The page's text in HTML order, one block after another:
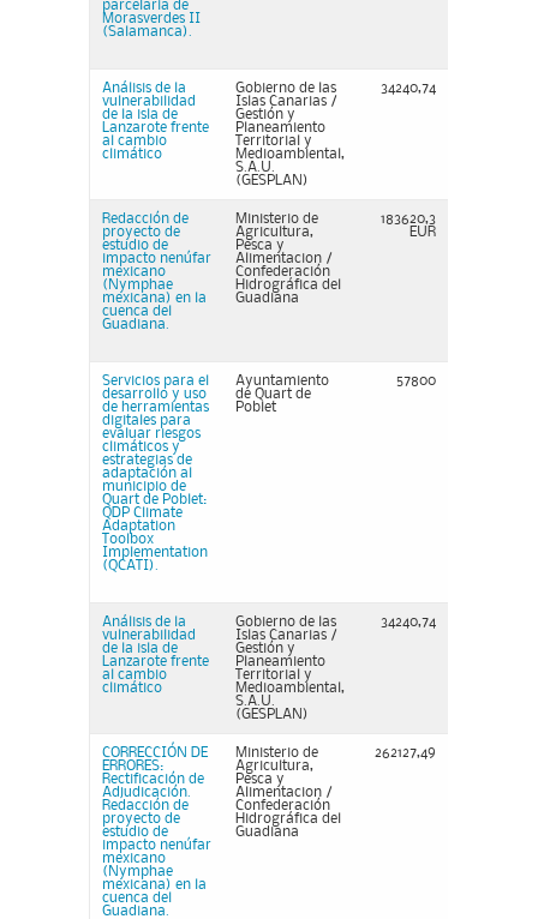
parcelaria de
Morasverdes II
(Salamanca).
Análisis de la
vulnerabilidad
de la isla de
Lanzarote frente
al cambio
climático
Gobierno de las
Islas Canarias /
Gestión y
Planeamiento
Territorial y
Medioambiental,
S.A.U.
(GESPLAN)
34240,74
Redacción de
proyecto de
estudio de
impacto nenúfar
mexicano
(Nymphae
mexicana) en la
cuenca del
Guadiana.
Ministerio de
Agricultura,
Pesca y
Alimentacion /
Confederación
Hidrográfica del
Guadiana
183620,3
EUR
Servicios para el
desarrollo y uso
de herramientas
digitales para
evaluar riesgos
climáticos y
estrategias de
adaptación al
municipio de
Quart de Poblet:
QDP Climate
Adaptation
Toolbox
Implementation
(QCATI).
Ayuntamiento
de Quart de
Poblet
57800
Análisis de la
vulnerabilidad
de la isla de
Lanzarote frente
al cambio
climático
Gobierno de las
Islas Canarias /
Gestión y
Planeamiento
Territorial y
Medioambiental,
S.A.U.
(GESPLAN)
34240,74
CORRECCIÓN DE
ERRORES:
Rectificación de
Adjudicación.
Redacción de
proyecto de
estudio de
impacto nenúfar
mexicano
(Nymphae
mexicana) en la
cuenca del
Guadiana.
Ministerio de
Agricultura,
Pesca y
Alimentacion /
Confederación
Hidrográfica del
Guadiana
262127,49